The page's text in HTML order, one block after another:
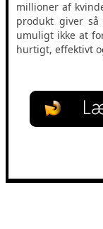
millioner af
produkt giver
umuligt ikke at
hurtigt, effektivt